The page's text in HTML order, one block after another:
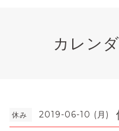
カレン
休み 2019-06-10 (月)